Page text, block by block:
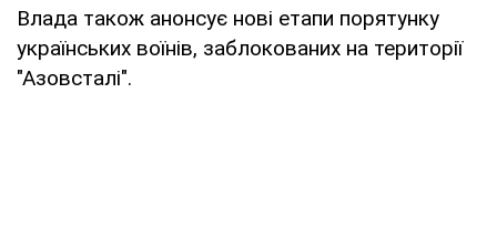
Влада також анонсує нові етапи порятунку
українських воїнів, заблокованих на території
"Азовсталі".